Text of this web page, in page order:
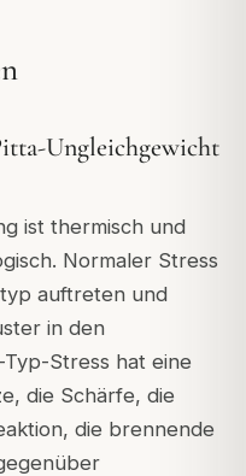
Ungleichgewicht
ist thermisch und
Normaler Stress
auftreten und
in den
Stress hat eine
die Schärfe, die
die brennende